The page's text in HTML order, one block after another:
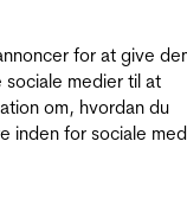
for at give
medier til at
om, hvordan du
inden for sociale